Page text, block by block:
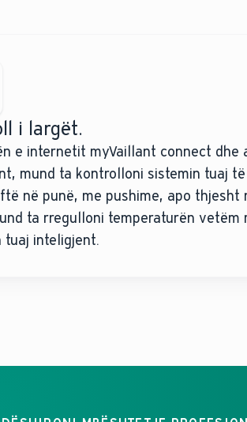
i largët.
e internetit myVaillant connect dhe
mund ta kontrolloni sistemin tuaj
në punë, me pushime, apo thjesht
ta rregulloni temperaturën vetëm
tuaj inteligjent.